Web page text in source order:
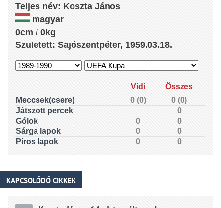
Teljes név: Koszta János
magyar
0cm / 0kg
Született: Sajószentpéter, 1959.03.18.
Vidi
Összes
Meccsek(csere)
0 (0)
0 (0)
Játszott percek
0
Gólok
0
0
Sárga lapok
0
0
Piros lapok
0 0
KAPCSOLÓDÓ CIKKEK